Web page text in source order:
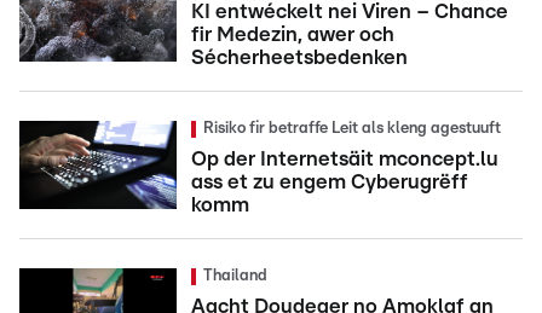
KI entwéckelt nei Viren – Chance
fir Medezin, awer och
Sécherheetsbedenken
Risiko fir betraffe Leit als kleng agestuuft
Op der Internetsäit mconcept.lu
ass et zu engem Cyberugrëff
komm
Thailand
Aacht Doudeger no Amoklaf an